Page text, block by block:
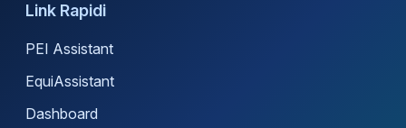
Link Rapidi
PEI Assistant
EquiAssistant
Dashboard